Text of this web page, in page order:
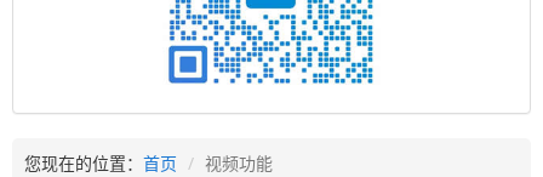
您现在的位置： 首页 视频功能